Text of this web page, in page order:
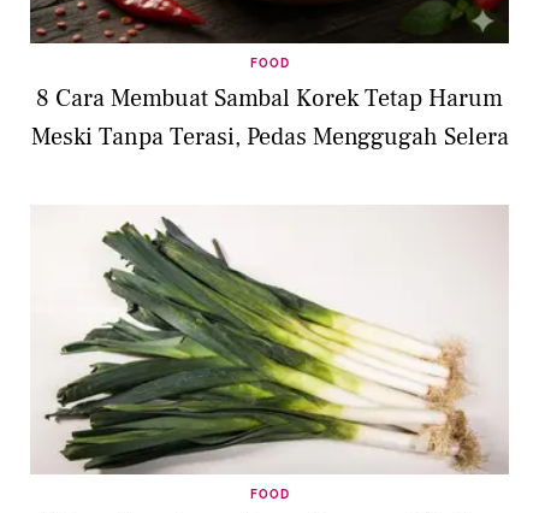
FOOD
8 Cara Membuat Sambal Korek Tetap Harum
Meski Tanpa Terasi, Pedas Menggugah Selera
FOOD